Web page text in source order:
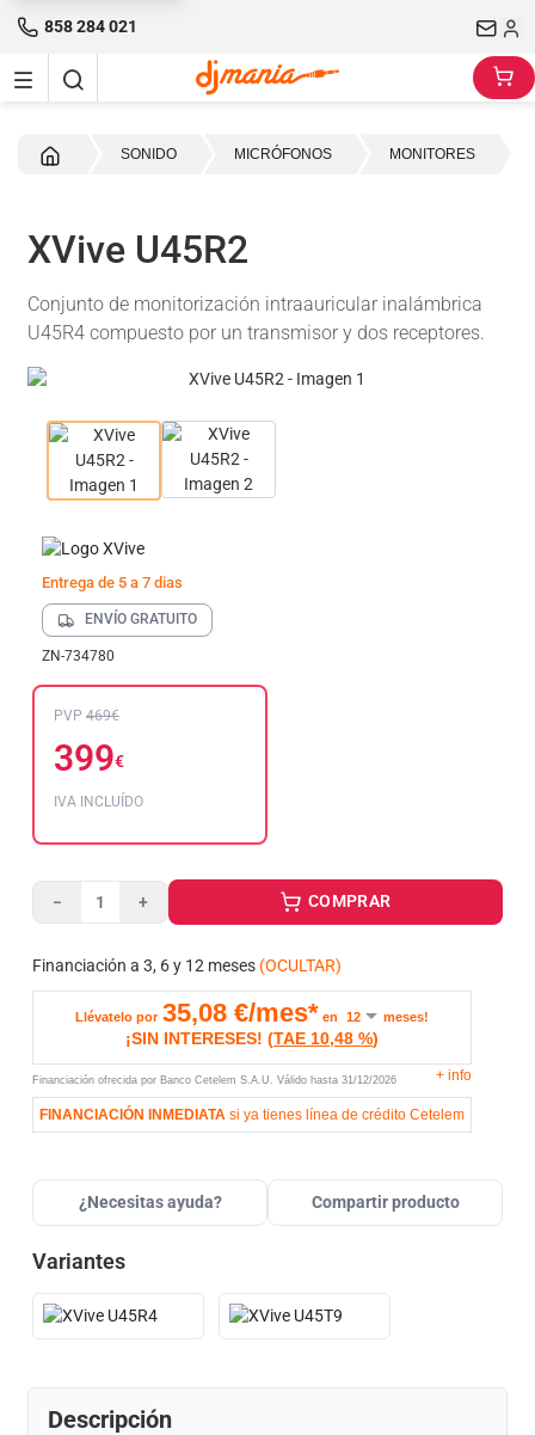
858 284 021
SONIDO MICRÓFONOS MONITORES
XVive U45R2
Conjunto de monitorización intraauricular inalámbrica
U45R4 compuesto por un transmisor y dos receptores.
Entrega de 5 a 7 dias
ENVÍO GRATUITO
ZN-734780
PVP 469€
399€
IVA INCLUÍDO
− + COMPRAR
Financiación a 3, 6 y 12 meses (OCULTAR)
Llévatelo por 35,08 €/mes* en meses!
¡SIN INTERESES! (TAE 10,48 %)
Financiación ofrecida por Banco Cetelem S.A.U. Válido hasta 31/12/2026 + info
FINANCIACIÓN INMEDIATA si ya tienes línea de crédito Cetelem
¿Necesitas ayuda? Compartir producto
Variantes
Descripción